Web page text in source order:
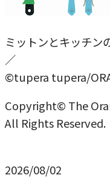
ミットンとキッチン
／
©tupera tupera/
Copyright© The
All Rights Reserved.
2026/08/02